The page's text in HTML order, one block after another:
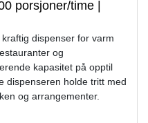
porsjoner/time |
dispenser for varm
og
kapasitet på opptil
dispenseren holde tritt med
og arrangementer.